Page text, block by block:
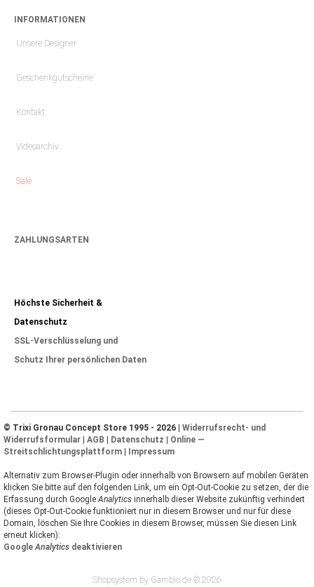
INFORMATIONEN
Unsere Designer
Geschenkgutscheine
Kontakt
Videoarchiv
Sale
ZAHLUNGSARTEN
Höchste Sicherheit &
Datenschutz
SSL-Verschlüsselung und
Schutz Ihrer persönlichen Daten
© Trixi Gronau Concept Store 1995 - 2026 | Widerrufsrecht- und
Widerrufsformular | AGB | Datenschutz | Online —
Streitschlichtungsplattform | Impressum
Alternativ zum Browser-Plugin oder innerhalb von Browsern auf mobilen Geräten
klicken Sie bitte auf den folgenden Link, um ein Opt-Out-Cookie zu setzen, der die
Erfassung durch Google Analytics innerhalb dieser Website zukünftig verhindert
(dieses Opt-Out-Cookie funktioniert nur in diesem Browser und nur für diese
Domain, löschen Sie Ihre Cookies in diesem Browser, müssen Sie diesen Link
erneut klicken):
Google Analytics deaktivieren
Shopsystem by Gambio.de © 2026